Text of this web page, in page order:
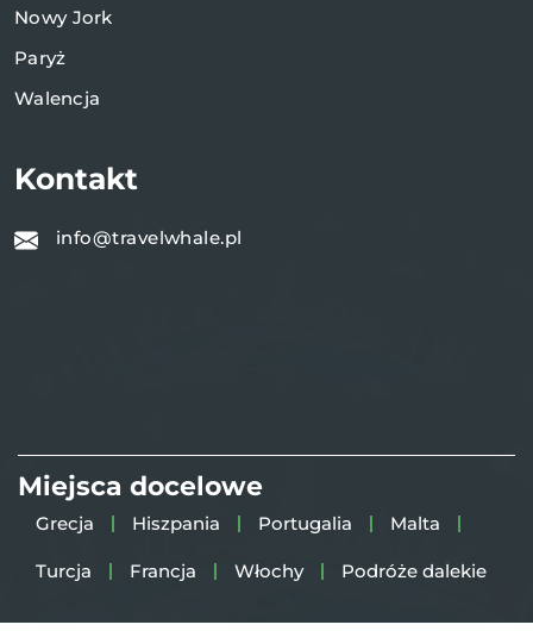
Nowy Jork
Paryż
Walencja
Kontakt
info@travelwhale.pl
Miejsca docelowe
Grecja Hiszpania Portugalia Malta
Turcja Francja Włochy Podróże dalekie